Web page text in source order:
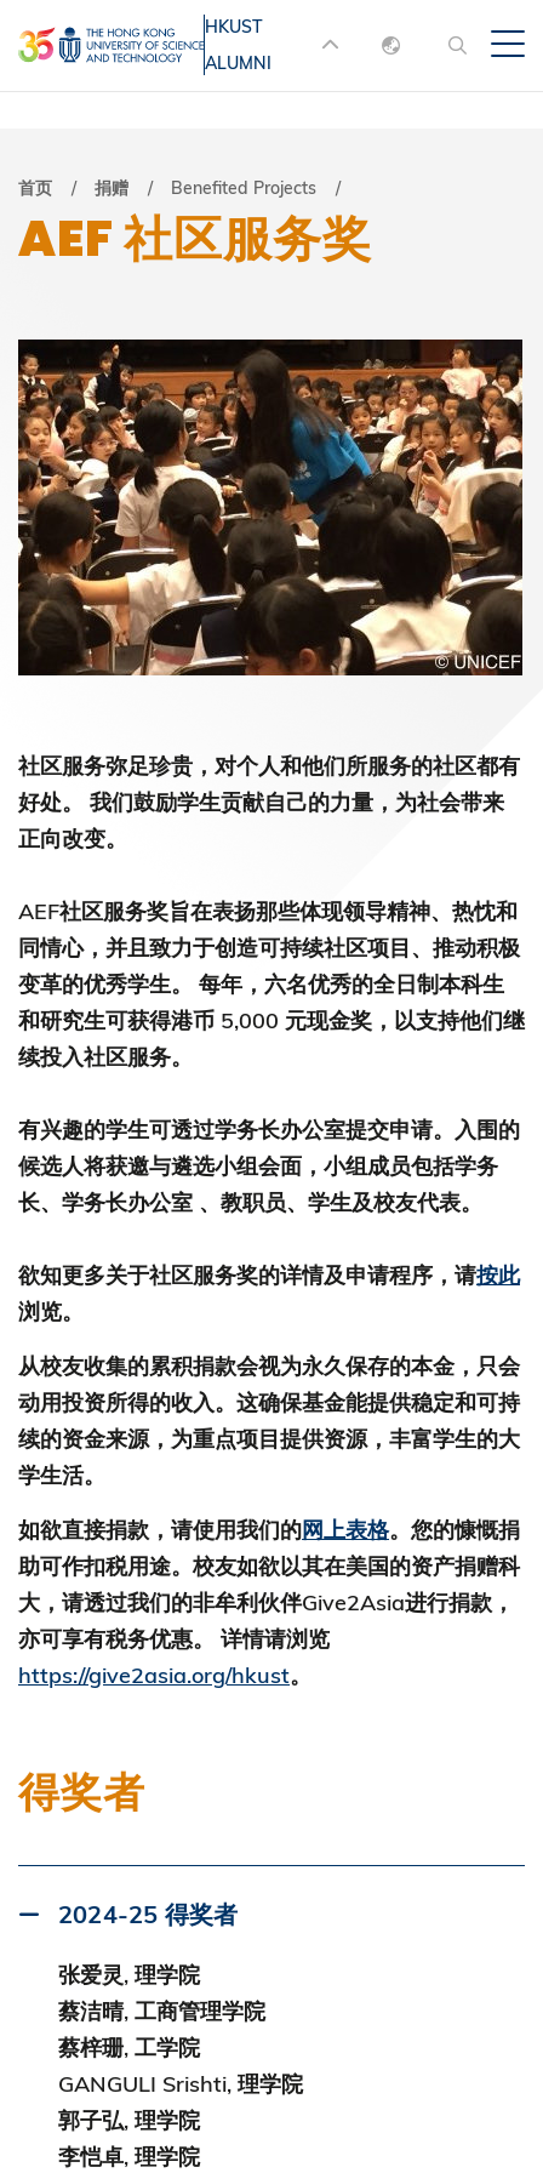
转
到
内
MORE ABOUT HKUST
UNIVERSITY NEWS
ACADEMIC
LIFE@HKUST
MAP & DIRECTIONS JOBS@HKUST
HKUST
ALUMNI
English
面
包
首页 捐赠 Benefited Projects
AEF 社区服务奖
社区服务弥足珍贵，对个人和他们所服务的社区都有
好处。 我们鼓励学生贡献自己的力量，为社会带来
正向改变。
AEF社区服务奖旨在表扬那些体现领导精神、热忱和
同情心，并且致力于创造可持续社区项目、推动积极
变革的优秀学生。 每年，六名优秀的全日制本科生
和研究生可获得港币 5,000 元现金奖，以支持他们继
续投入社区服务。
有兴趣的学生可透过学务长办公室提交申请。入围的
候选人将获邀与遴选小组会面，小组成员包括学务
长、学务长办公室 、教职员、学生及校友代表。
欲知更多关于社区服务奖的详情及申请程序，请按此
浏览。
从校友收集的累积捐款会视为永久保存的本金，只会
动用投资所得的收入。这确保基金能提供稳定和可持
续的资金来源，为重点项目提供资源，丰富学生的大
学生活。
如欲直接捐款，请使用我们的网上表格。您的慷慨捐
助可作扣税用途。校友如欲以其在美国的资产捐赠科
大，请透过我们的非牟利伙伴Give2Asia进行捐款，
亦可享有税务优惠。 详情请浏览
https://give2asia.org/hkust。
得奖者
2024-25 得奖者
张爱灵, 理学院
蔡洁晴, 工商管理学院
蔡梓珊, 工学院
GANGULI Srishti, 理学院
郭⼦弘, 理学院
李恺卓, 理学院